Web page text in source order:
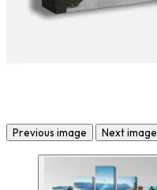
Previous image Next image